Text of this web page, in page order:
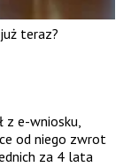
teraz?
z e-wniosku,
od niego zwrot
za 4 lata